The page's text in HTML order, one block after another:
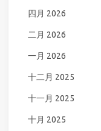
四月 2026
二月 2026
一月 2026
十二月 2025
十一月 2025
十月 2025